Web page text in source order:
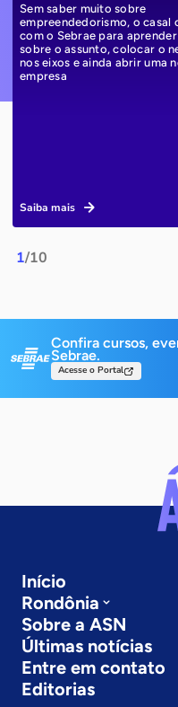
1/10
Sem saber muito sobre
empreendedorismo, o casal
com o Sebrae para
sobre o assunto, colocar o
nos eixos e ainda abrir uma
empresa
Saiba mais
Confira cursos,
Sebrae.
Acesse o Portal
Início
Rondônia
Sobre a ASN
Últimas notícias
Entre em contato
Editorias